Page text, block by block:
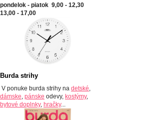
pondelok - piatok 9,00 - 12,30
13,00 - 17,00
Burda strihy
V ponuke burda strihy na detské,
dámske, pánske odevy, kostýmy,
bytové doplnky, hračky...